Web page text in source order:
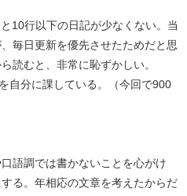
10行以下の日記が少なくない。当
毎日更新を優先させたためだと思
読むと、非常に恥ずかしい。
自分に課している。（今回で900
語調では書かないことを心がけ
る。年相応の文章を考えたからだ